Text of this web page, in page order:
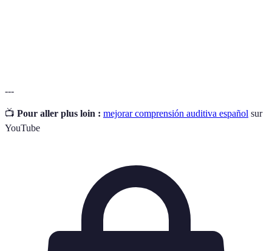
---
📺 Pour aller plus loin : mejorar comprensión auditiva español sur
YouTube